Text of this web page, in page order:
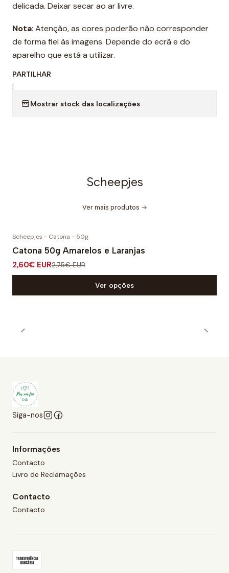
delicada. Deixar secar ao ar livre.
Nota: Atenção, as cores poderão não corresponder
de forma fiel às imagens. Depende do ecrã e do
aparelho que está a utilizar.
PARTILHAR
|
Mostrar stock das localizações
Scheepjes
Ver mais produtos
Scheepjes - Catona - 50g
Catona 50g Amarelos e Laranjas
2,60€ EUR2,75€ EUR
Ver opções
Siga-nos
Informações
Contacto
Livro de Reclamações
Contacto
Contacto